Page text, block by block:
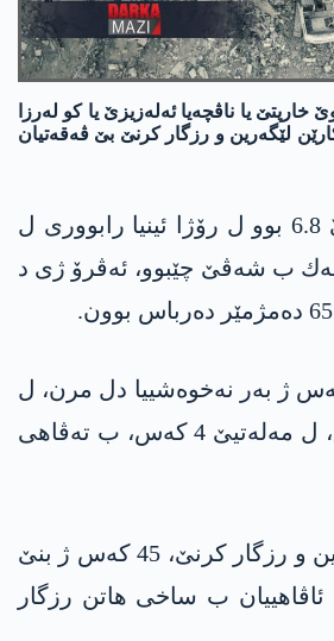
خارپتێ یا ناڤچەیا ئەلەزیزێ یا کو لەرزا
كارێن لێگەرین و رزگار كرنێ بێ ڤه‌قه‌تیان
ئەردھەژا لەرزا وێ 6.8 بوو ل رۆژا ئینیا رابووری ل
10:55 خۆله‌ك ب شه‌ڤێ چێبوو، ئه‌ڤرۆ ژی د
دا 2 کەس ژ بەر نه‌خوه‌شییا دل مرن، ل
ئەلەزیزێ 35 کەس، ل مەلەتیێ 4 کەس، ب تەڤاھی
پشتی كارێن لێگەرین و رزگار كرنێ، 45 کەس ژ بنێ
ب ساخی ھاتن رزگار